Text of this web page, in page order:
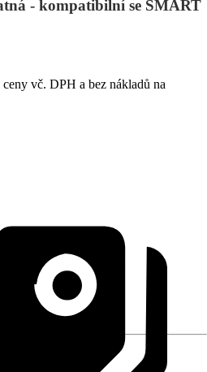
- kompatibilní se SMART
vč. DPH a bez nákladů na